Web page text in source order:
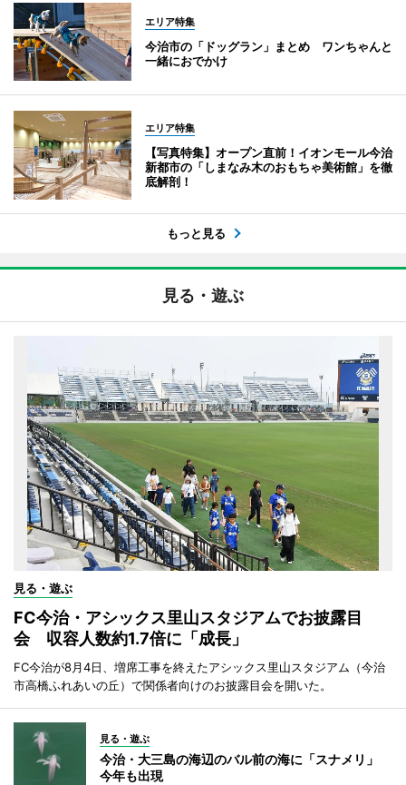
エリア特集
今治市の「ドッグラン」まとめ ワンちゃんと
一緒におでかけ
エリア特集
【写真特集】オープン直前！イオンモール今治
新都市の「しまなみ木のおもちゃ美術館」を徹
底解剖！
もっと見る
見る・遊ぶ
見る・遊ぶ
FC今治・アシックス里山スタジアムでお披露目
会 収容人数約1.7倍に「成長」
FC今治が8月4日、増席工事を終えたアシックス里山スタジアム（今治
市高橋ふれあいの丘）で関係者向けのお披露目会を開いた。
見る・遊ぶ
今治・大三島の海辺のバル前の海に「スナメリ」
今年も出現